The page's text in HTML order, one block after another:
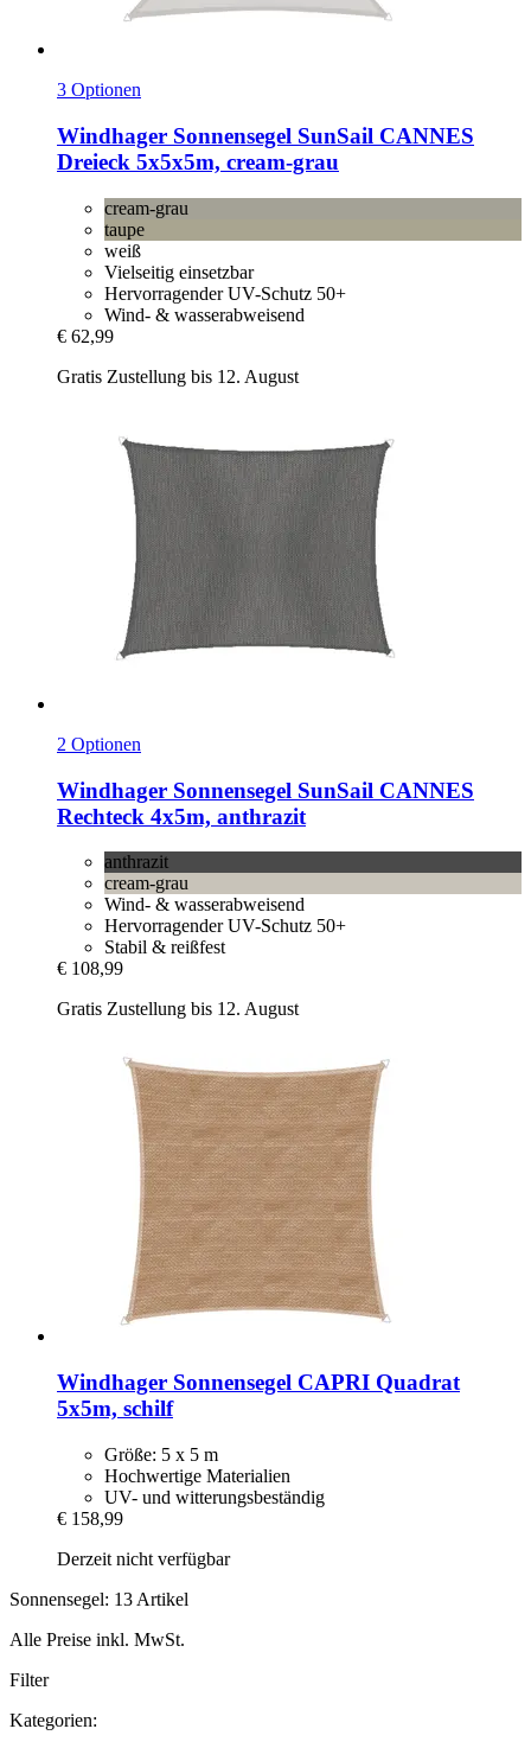
3 Optionen
Windhager Sonnensegel SunSail CANNES
Dreieck 5x5x5m, cream-​grau
cream-grau
taupe
weiß
Vielseitig einsetzbar
Hervorragender UV-Schutz 50+
Wind- & wasserabweisend
€ 62,99
Gratis Zustellung bis 12. August
2 Optionen
Windhager Sonnensegel SunSail CANNES
Rechteck 4x5m, anthrazit
anthrazit
cream-grau
Wind- & wasserabweisend
Hervorragender UV-Schutz 50+
Stabil & reißfest
€ 108,99
Gratis Zustellung bis 12. August
Windhager Sonnensegel CAPRI Quadrat
5x5m, schilf
Größe: 5 x 5 m
Hochwertige Materialien
UV- und witterungsbeständig
€ 158,99
Derzeit nicht verfügbar
Sonnensegel: 13 Artikel
Alle Preise inkl. MwSt.
Filter
Kategorien: